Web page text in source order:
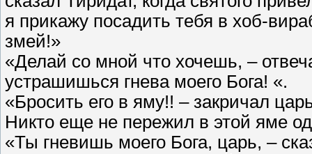
я прикажу посадить тебя в хоб-
змей!»
«Делай со мной что хочешь, –
устрашишься гнева моего Бога! «.
«Бросить его в яму!! – закричал
Никто еще не пережил в этой яме
«Ты гневишь моего Бога, царь, –